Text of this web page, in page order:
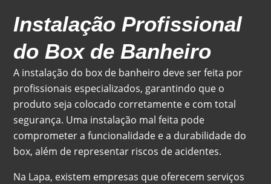
Instalação Profissional
do Box de Banheiro
A instalação do box de banheiro deve ser feita por
profissionais especializados, garantindo que o
produto seja colocado corretamente e com total
segurança. Uma instalação mal feita pode
comprometer a funcionalidade e a durabilidade do
box, além de representar riscos de acidentes.
Na Lapa, existem empresas que oferecem serviços